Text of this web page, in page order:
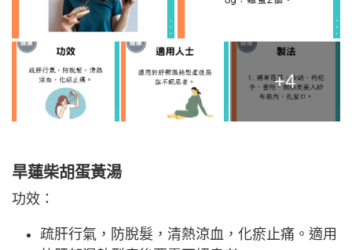
+4
旱蓮柴胡蛋黃湯
功效：
疏肝行氣，防脫髮，清熱涼血，化瘀止痛。適用